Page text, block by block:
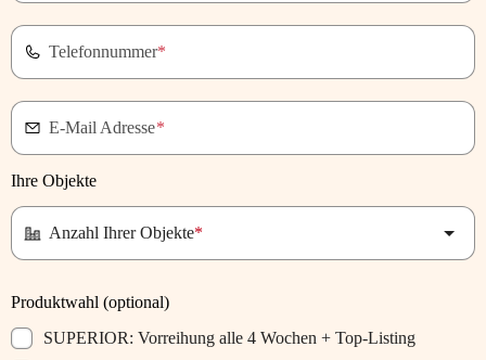
Telefonnummer*
E-Mail Adresse*
Ihre Objekte
Anzahl Ihrer Objekte*
Produktwahl (optional)
SUPERIOR: Vorreihung alle 4 Wochen + Top-Listing